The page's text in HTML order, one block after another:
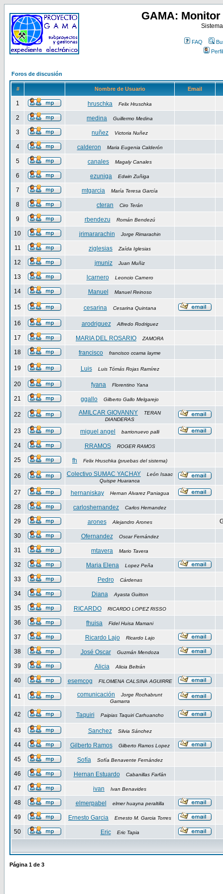
GAMA:
FAQ
Perfil
Foros de discusión
# Nombre de Usuario Email
1 hruschka Felix Hruschka
2 medina Guillermo Medina
3 nuñez Victoria Nuñez
4 calderon Maria Eugenia Calderón
5 canales Magaly Canales
6 ezuniga Edwin Zuñiga
7 mtgarcia María Teresa García
8 cteran Ciro Terán
9 rbendezu Román Bendezú
10 jrimararachin Jorge Rimarachin
11 ziglesias Zaída Iglesias
12 jmuniz Juan Muñiz
13 lcarnero Leoncio Carnero
14 Manuel Manuel Reinoso
15 cesarina Cesarina Quintana
16 arodriguez Alfredo Rodriguez
17 MARIA DEL ROSARIO ZAMORA
18 francisco francisco ccama layme
19 Luis Luis Tómás Rojas Ramírez
20 fyana Florentino Yana
21 ggallo Gilberto Gallo Melgarejo
22 AMILCAR GIOVANNY
TERAN
DIANDERAS
23 miguel angel barrionuevo palli
24 RRAMOS ROGER RAMOS
25 fh Felix Hruschka (pruebas del sistema)
26 Colectivo SUMAC YACHAY
León Isaac
Quispe Huaranca
27 hernaniskay Hernan Alvarez Paniagua
28 carloshernandez Carlos Hernandez
29 arones Alejandro Arones
30 Ofernandez Oscar Fernández
31 mtavera Mario Tavera
32 Maria Elena Lopez Peña
33 Pedro Cárdenas
34 Diana Ayasta Guitton
35 RICARDO RICARDO LOPEZ RISSO
36 fhuisa Fidel Huisa Mamani
37 Ricardo Lajo Ricardo Lajo
38 José Oscar Guzmán Mendoza
39 Alicia Alicia Beltrán
40 esemcog FILOMENA CALSINA AGUIRRE
41 comunicación
Jorge Rochabrunt
Gamarra
42 Taquiri Paipias Taquiri Carhuancho
43 Sanchez Silvia Sánchez
44 Gilberto Ramos Gilberto Ramos Lopez
45 Sofía Sofía Benavente Fernández
46 Hernan Estuardo Cabanillas Farfán
47 ivan Ivan Benavides
48 elmerpabel elmer huayna peraltilla
49 Ernesto Garcia Ernesto M. Garcia Torres
50 Eric Eric Tapia
Página 1 de 3